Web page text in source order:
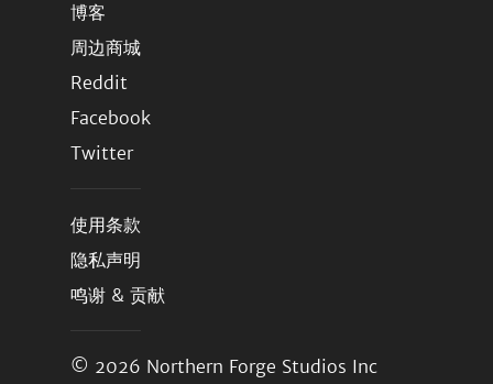
博客
周边商城
Reddit
Facebook
Twitter
使用条款
隐私声明
鸣谢 & 贡献
© 2026 Northern Forge Studios Inc